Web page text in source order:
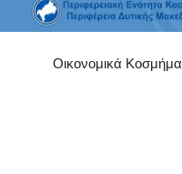
Οικονομικά